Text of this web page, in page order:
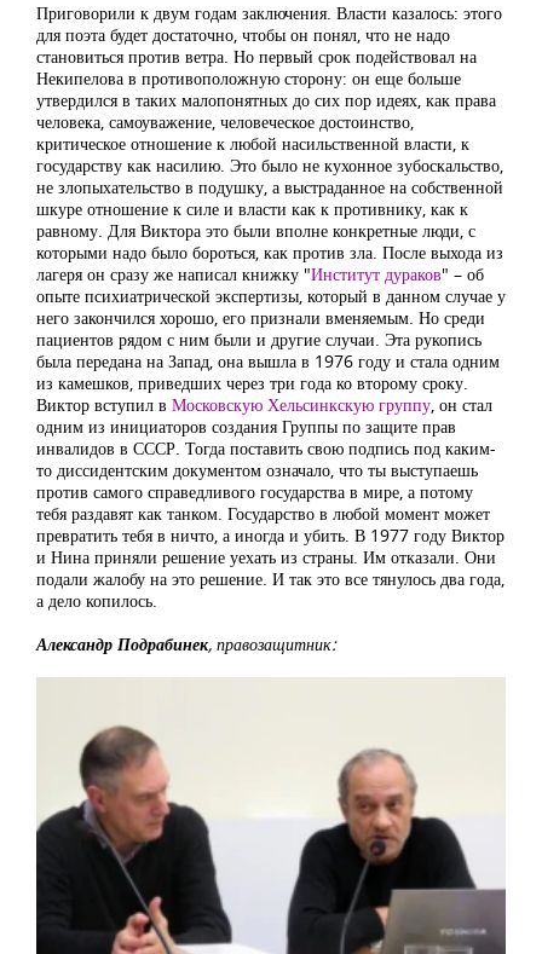
Приговорили к двум годам заключения. Власти казалось: этого
для поэта будет достаточно, чтобы он понял, что не надо
становиться против ветра. Но первый срок подействовал на
Некипелова в противоположную сторону: он еще больше
утвердился в таких малопонятных до сих пор идеях, как права
человека, самоуважение, человеческое достоинство,
критическое отношение к любой насильственной власти, к
государству как насилию. Это было не кухонное зубоскальство,
не злопыхательство в подушку, а выстраданное на собственной
шкуре отношение к силе и власти как к противнику, как к
равному. Для Виктора это были вполне конкретные люди, с
которыми надо было бороться, как против зла. После выхода из
лагеря он сразу же написал книжку "Институт дураков" – об
опыте психиатрической экспертизы, который в данном случае у
него закончился хорошо, его признали вменяемым. Но среди
пациентов рядом с ним были и другие случаи. Эта рукопись
была передана на Запад, она вышла в 1976 году и стала одним
из камешков, приведших через три года ко второму сроку.
Виктор вступил в Московскую Хельсинкскую группу, он стал
одним из инициаторов создания Группы по защите прав
инвалидов в СССР. Тогда поставить свою подпись под каким-
то диссидентским документом означало, что ты выступаешь
против самого справедливого государства в мире, а потому
тебя раздавят как танком. Государство в любой момент может
превратить тебя в ничто, а иногда и убить. В 1977 году Виктор
и Нина приняли решение уехать из страны. Им отказали. Они
подали жалобу на это решение. И так это все тянулось два года,
а дело копилось.
Александр Подрабинек, правозащитник: